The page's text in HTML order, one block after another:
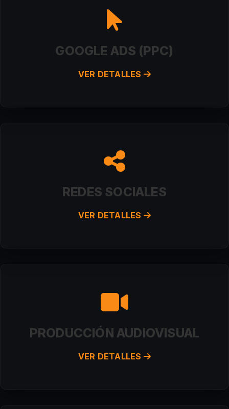
GOOGLE ADS (PPC)
VER DETALLES
REDES SOCIALES
VER DETALLES
PRODUCCIÓN AUDIOVISUAL
VER DETALLES